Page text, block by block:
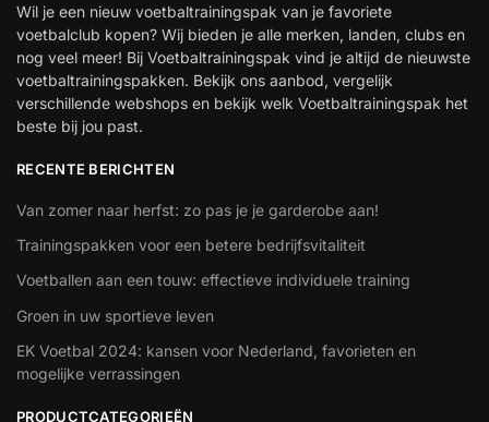
Wil je een nieuw voetbaltrainingspak van je favoriete
voetbalclub kopen? Wij bieden je alle merken, landen, clubs en
nog veel meer! Bij Voetbaltrainingspak vind je altijd de nieuwste
voetbaltrainingspakken. Bekijk ons aanbod, vergelijk
verschillende webshops en bekijk welk Voetbaltrainingspak het
beste bij jou past.
RECENTE BERICHTEN
Van zomer naar herfst: zo pas je je garderobe aan!
Trainingspakken voor een betere bedrijfsvitaliteit
Voetballen aan een touw: effectieve individuele training
Groen in uw sportieve leven
EK Voetbal 2024: kansen voor Nederland, favorieten en
mogelijke verrassingen
PRODUCTCATEGORIEËN